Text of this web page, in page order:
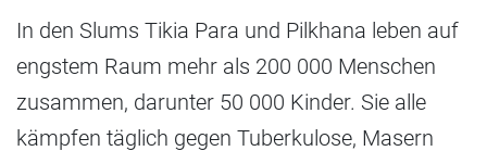
In den Slums Tikia Para und Pilkhana leben auf
engstem Raum mehr als 200 000 Menschen
zusammen, darunter 50 000 Kinder. Sie alle
kämpfen täglich gegen Tuberkulose, Masern